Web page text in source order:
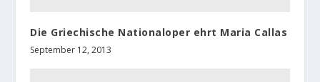
Die Griechische Nationaloper ehrt Maria Callas
September 12, 2013